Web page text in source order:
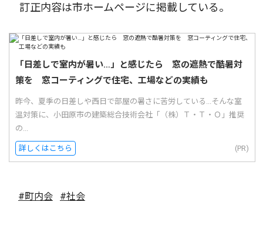
訂正内容は市ホームページに掲載している。
「日差しで室内が暑い…」と感じたら 窓の遮熱で酷暑対
策を 窓コーティングで住宅、工場などの実績も
昨今、夏季の日差しや西日で部屋の暑さに苦労している...そんな室
温対策に、小田原市の建築総合技術会社「（株）Ｔ・Ｔ・Ｏ」推奨
の...
詳しくはこちら (PR)
#町内会 #社会